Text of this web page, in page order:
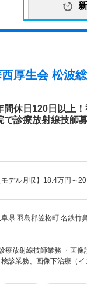
厚生会 松波
間休日120日以上
診療放射線技師
モデル月収】 18.4万円～
県 羽島郡笠松町 名鉄竹
療放射線技師業務 ・画
検診業務、画像下治療（